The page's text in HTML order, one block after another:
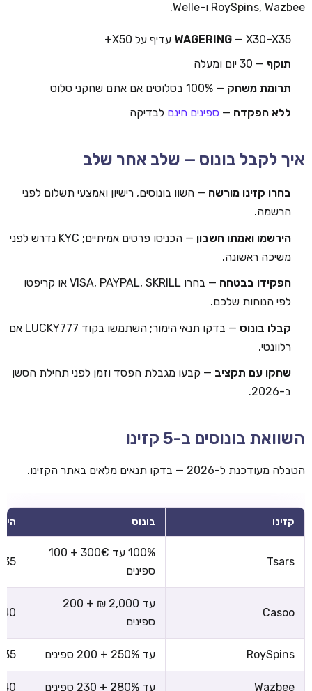
RoySpins, Wazbee ו-Welle.
WAGERING — X30–X35 עדיף על X50+
תוקף — 30 יום ומעלה
תרומת משחק — 100% בסלוטים אם אתם שחקני סלוט
ללא הפקדה — ספינים חינם לבדיקה
איך לקבל בונוס — שלב אחר שלב
בחרו קזינו מורשה — השוו בונוסים, רישיון ואמצעי תשלום לפני
הרשמה.
הירשמו ואמתו חשבון
— הכניסו פרטים אמיתיים; KYC נדרש לפני
משיכה ראשונה.
הפקידו בבטחה
— בחרו VISA, PAYPAL, SKRILL או קריפטו
לפי הנוחות שלכם.
קבלו בונוס
— בדקו תנאי הימור; השתמשו בקוד LUCKY777 אם
רלוונטי.
שחקו עם תקציב — קבעו מגבלת הפסד וזמן לפני תחילת הסשן
ב-2026.
השוואת בונוסים ב-5 קזינו
הטבלה מעודכנת ל-2026 — בדקו תנאים מלאים באתר הקזינו.
קזינו בונוס
Tsars
100% עד 300€ + 100
ספינים
Casoo
עד 2,000 ₪ + 200
ספינים
RoySpins עד 250% + 200 ספינים
Wazbee עד 280% + 230 ספינים